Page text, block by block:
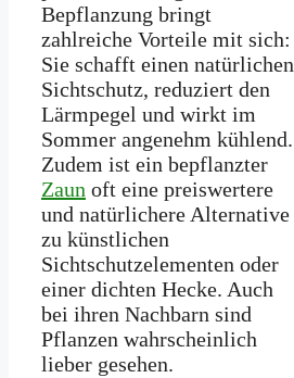
Bepflanzung bringt
zahlreiche Vorteile mit sich:
Sie schafft einen natürlichen
Sichtschutz, reduziert den
Lärmpegel und wirkt im
Sommer angenehm kühlend.
Zudem ist ein bepflanzter
Zaun oft eine preiswertere
und natürlichere Alternative
zu künstlichen
Sichtschutzelementen oder
einer dichten Hecke. Auch
bei ihren Nachbarn sind
Pflanzen wahrscheinlich
lieber gesehen.